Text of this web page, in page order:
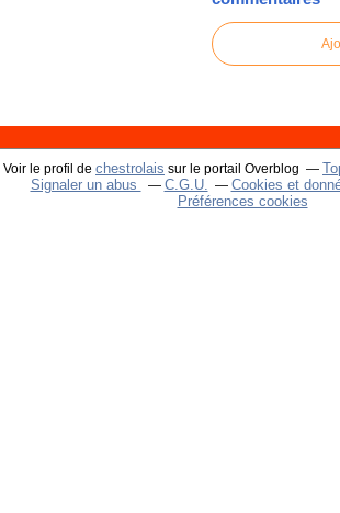
Voir le profil de chestrolais sur le portail Overblog
Signaler un abus
C.G.U.
Cookies et
Préférences cookies